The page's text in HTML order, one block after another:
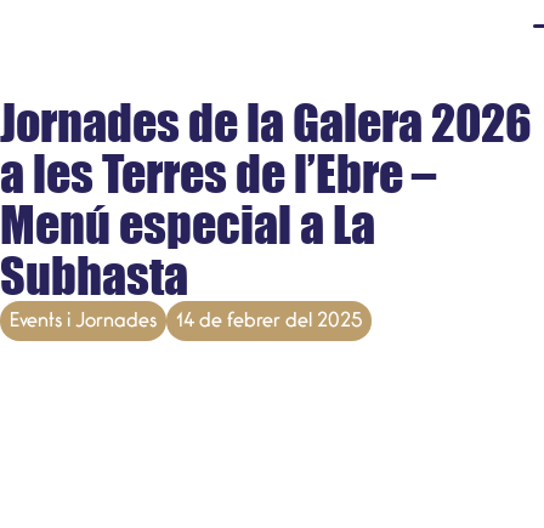
Jornades de la Galera 2026
a les Terres de l’Ebre –
Menú especial a La
Subhasta
Events i Jornades 14 de febrer del 2025